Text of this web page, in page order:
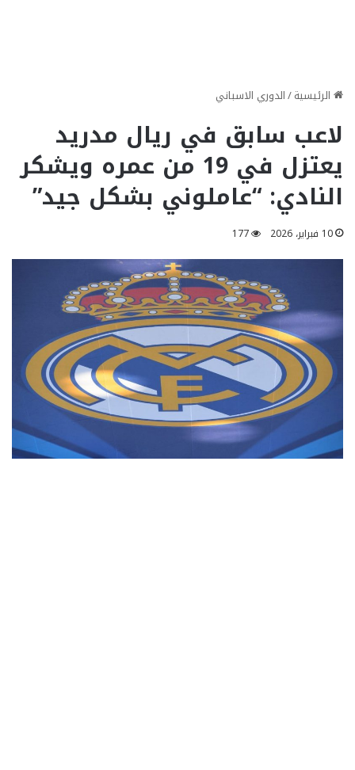
الرئيسية/الدوري الاسباني
لاعب سابق في ريال مدريد
يعتزل في 19 من عمره ويشكر
النادي: “عاملوني بشكل جيد”
10 فبراير، 2026 177